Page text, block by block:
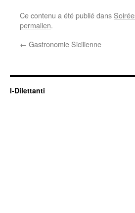
Ce contenu a été publié dans
permalien.
← Gastronomie Sicilienne
I-Dilettanti